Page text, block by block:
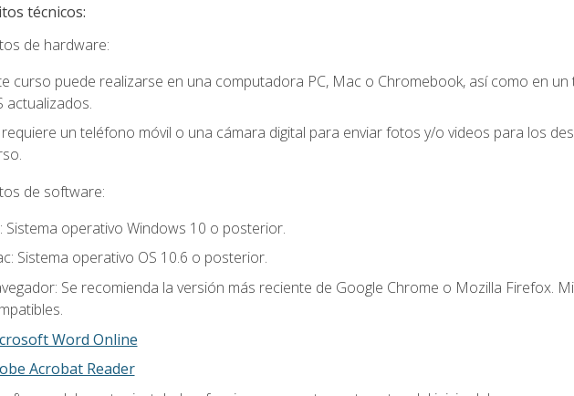
técnicos:
de hardware:
curso puede realizarse en una computadora PC, Mac o Chromebook, así como en
actualizados.
requiere un teléfono móvil o una cámara digital para enviar fotos y/o videos para los
de software:
Sistema operativo Windows 10 o posterior.
Sistema operativo OS 10.6 o posterior.
Se recomienda la versión más reciente de Google Chrome o Mozilla Firefox.
Word Online
Acrobat Reader